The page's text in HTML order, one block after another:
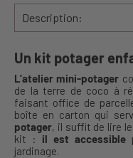
Description:
Un kit potager
L’atelier mini-potager
de la terre de coco à
faisant office de
boîte en carton qui
potager, il suffit de lire
kit : il est accessible
jardinage.